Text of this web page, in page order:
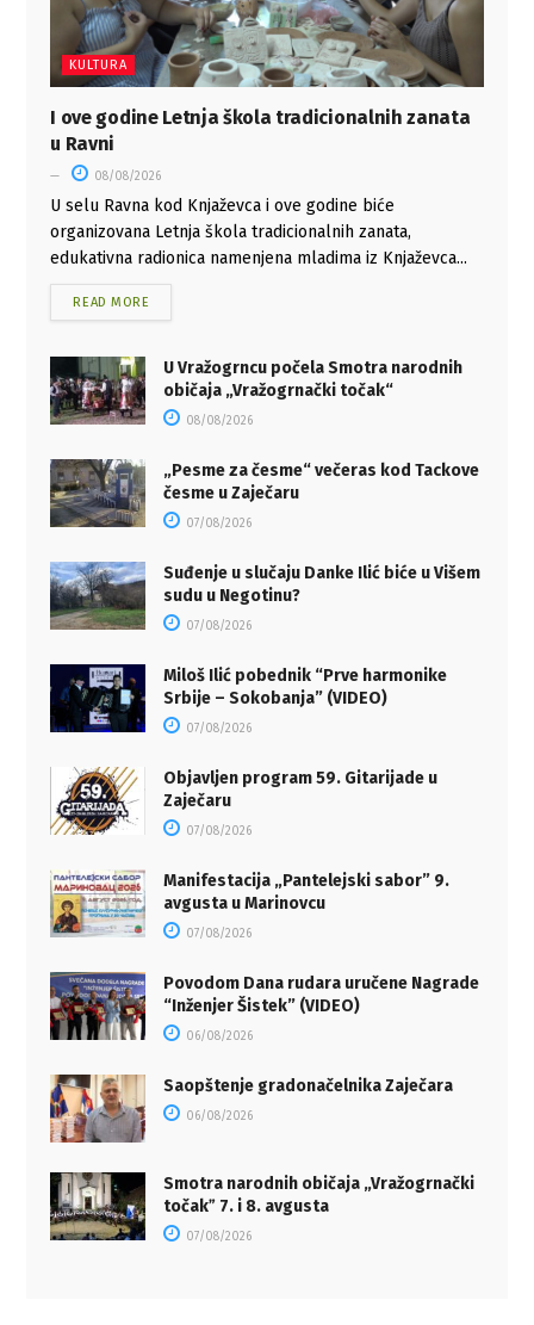
KULTURA
I ove godine Letnja škola tradicionalnih zanata
u Ravni
08/08/2026
U selu Ravna kod Knjaževca i ove godine biće
organizovana Letnja škola tradicionalnih zanata,
edukativna radionica namenjena mladima iz Knjaževca...
READ MORE
U Vražogrncu počela Smotra narodnih
običaja „Vražogrnački točak“
08/08/2026
„Pesme za česme“ večeras kod Tackove
česme u Zaječaru
07/08/2026
Suđenje u slučaju Danke Ilić biće u Višem
sudu u Negotinu?
07/08/2026
Miloš Ilić pobednik “Prve harmonike
Srbije – Sokobanja” (VIDEO)
07/08/2026
Objavljen program 59. Gitarijade u
Zaječaru
07/08/2026
Manifestacija „Pantelejski sabor” 9.
avgusta u Marinovcu
07/08/2026
Povodom Dana rudara uručene Nagrade
“Inženjer Šistek” (VIDEO)
06/08/2026
Saopštenje gradonačelnika Zaječara
06/08/2026
Smotra narodnih običaja „Vražogrnački
točakˮ 7. i 8. avgusta
07/08/2026